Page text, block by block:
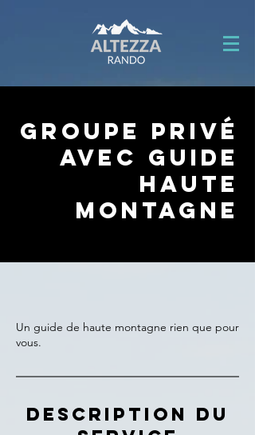
Groupe privé
avec guide
haute
montagne
Un guide de haute montagne rien que pour
vous.
Description du